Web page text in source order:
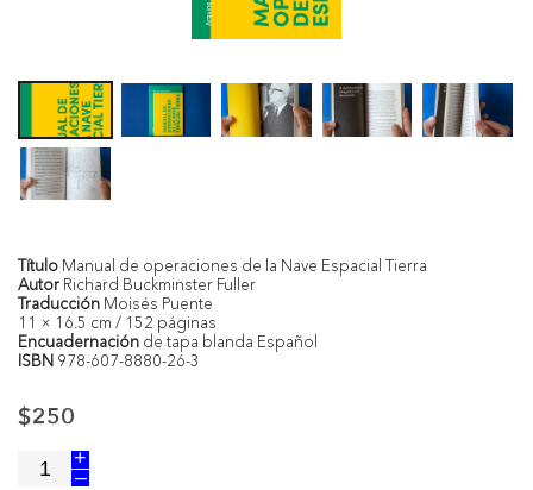
$250
–
+
Título Manual de operaciones de la Nave Espacial Tierra
Autor Richard Buckminster Fuller
Traducción Moisés Puente
11 × 16.5 cm / 152 páginas
Encuadernación de tapa blanda Español
ISBN 978-607-8880-26-3